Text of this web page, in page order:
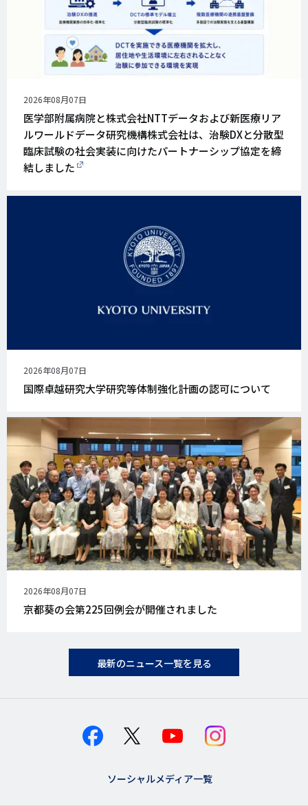
公
開
日
2026年08月07日
医学部附属病院と株式会社NTTデータおよび新医療リア
ルワールドデータ研究機構株式会社は、治験DXと分散型
臨床試験の社会実装に向けたパートナーシップ協定を締
結しました
公
開
日
2026年08月07日
国際卓越研究大学研究等体制強化計画の認可について
公
開
日
2026年08月07日
京都葵の会第225回例会が開催されました
最新のニュース一覧を見る
ソーシャルメディア一覧